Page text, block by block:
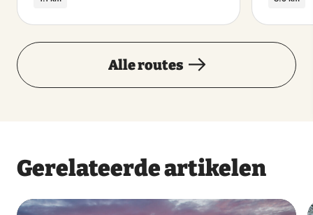
Alle routes
Gerelateerde artikelen